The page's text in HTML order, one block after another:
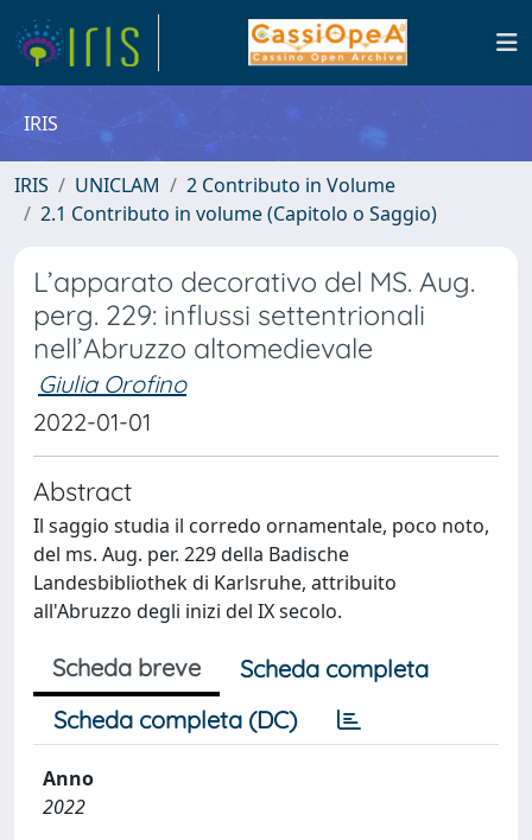
IRIS
IRIS UNICLAM
2 Contributo in Volume
2.1 Contributo in volume (Capitolo o Saggio)
L’apparato decorativo del MS. Aug.
perg. 229: influssi settentrionali
nell’Abruzzo altomedievale
Giulia Orofino
2022-01-01
Abstract
Il saggio studia il corredo ornamentale, poco noto,
del ms. Aug. per. 229 della Badische
Landesbibliothek di Karlsruhe, attribuito
all'Abruzzo degli inizi del IX secolo.
Scheda breve
Scheda completa
Scheda completa (DC)
Anno
2022